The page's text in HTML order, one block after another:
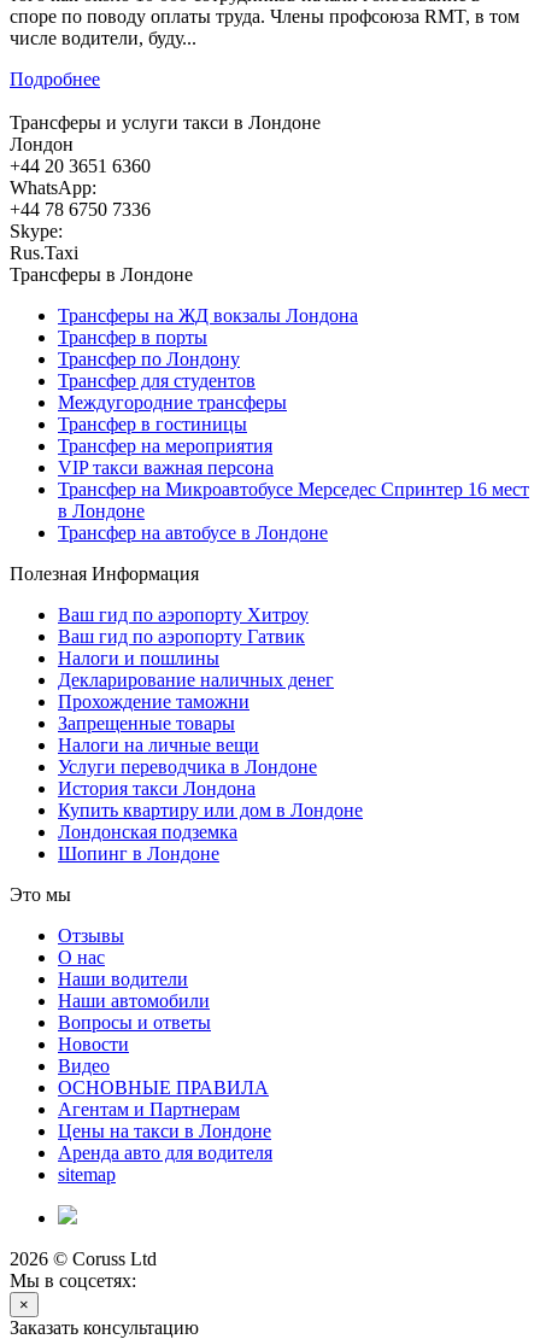
споре по поводу оплаты труда. Члены профсоюза RMT, в том
числе водители, буду...
Подробнее
Трансферы и услуги такси в Лондоне
Лондон
+44 20 3651 6360
WhatsApp:
+44 78 6750 7336
Skype:
Rus.Taxi
Трансферы в Лондоне
Трансферы на ЖД вокзалы Лондона
Трансфер в порты
Трансфер по Лондону
Трансфер для студентов
Междугородние трансферы
Трансфер в гостиницы
Трансфер на мероприятия
VIP такси важная персона
Трансфер на Микроавтобусе Мерседес Спринтер 16 мест
в Лондоне
Трансфер на автобусе в Лондоне
Полезная Информация
Ваш гид по аэропорту Хитроу
Ваш гид по аэропорту Гатвик
Налоги и пошлины
Декларирование наличных денег
Прохождение таможни
Запрещенные товары
Налоги на личные вещи
Услуги переводчика в Лондоне
История такси Лондона
Купить квартиру или дом в Лондоне
Лондонская подземка
Шопинг в Лондоне
Это мы
Отзывы
О нас
Наши водители
Наши автомобили
Вопросы и ответы
Новости
Видео
ОСНОВНЫЕ ПРАВИЛА
Агентам и Партнерам
Цены на такси в Лондоне
Аренда авто для водителя
sitemap
2026 © Coruss Ltd
Мы в соцсетях:
×
Заказать консультацию